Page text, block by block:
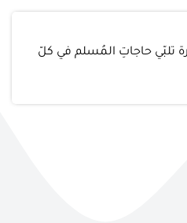
تلبّي حاجاتِ المُسلم في كلّ